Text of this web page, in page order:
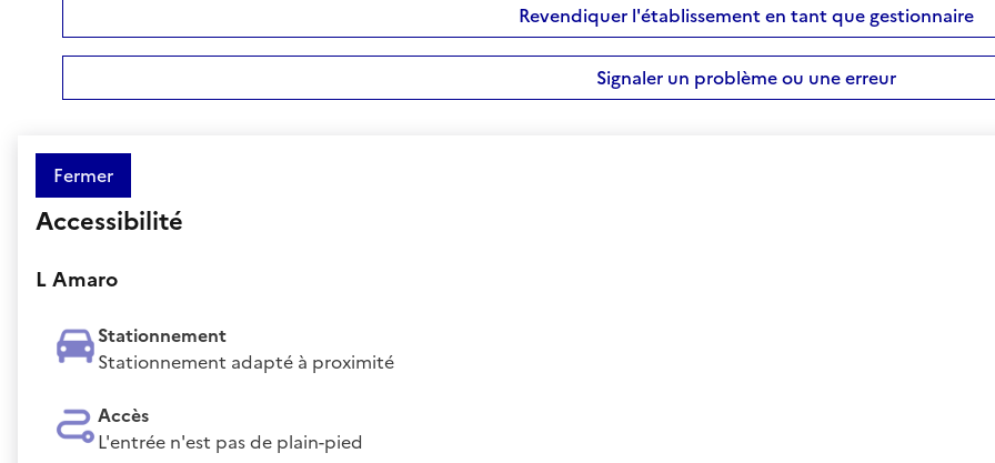
Revendiquer l'établissement en tant que gestionnaire
Signaler un problème ou une erreur
Fermer
Accessibilité
L Amaro
Stationnement
Stationnement adapté à proximité
Accès
L'entrée n'est pas de plain-pied